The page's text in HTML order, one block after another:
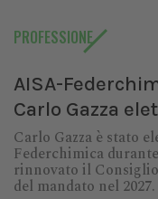
PROFESSIONE
AISA-
Carlo Gazza
Carlo Gazza è stato
Federchimica
rinnovato il
del mandato nel